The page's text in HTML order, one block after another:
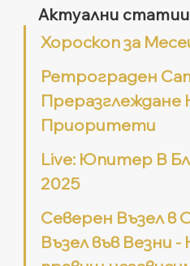
Актуални
Хороскоп за
Ретрограден
Преразглеждане
Приоритети
Live: Юпитер В
2025
Северен Възел в
Възел във Везни -